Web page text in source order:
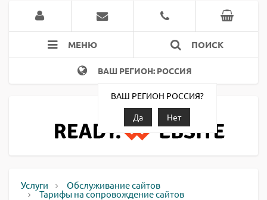
МЕНЮ ПОИСК
ВАШ РЕГИОН: РОССИЯ
ВАШ РЕГИОН РОССИЯ?
Да
Нет
Услуги Обслуживание сайтов
Тарифы на сопровождение сайтов